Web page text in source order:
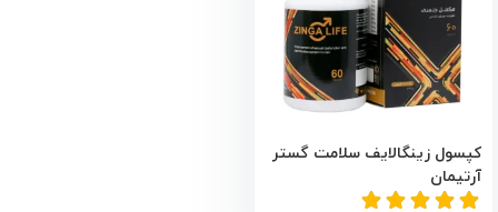
کپسول زینگالایف سلامت گستر
آرتیمان